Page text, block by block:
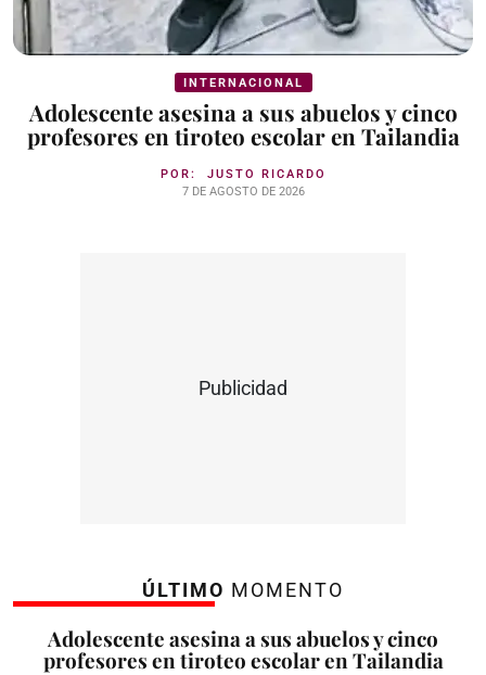
INTERNACIONAL
Adolescente asesina a sus abuelos y cinco
profesores en tiroteo escolar en Tailandia
POR: JUSTO RICARDO
7 DE AGOSTO DE 2026
Publicidad
ÚLTIMO MOMENTO
Adolescente asesina a sus abuelos y cinco
profesores en tiroteo escolar en Tailandia